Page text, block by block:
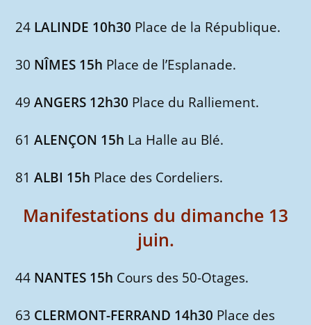
24 LALINDE 10h30 Place de la République.
30 NÎMES 15h Place de l’Esplanade.
49ANGERS 12h30 Place du Ralliement.
61ALENÇON 15h La Halle au Blé.
81ALBI 15h Place des Cordeliers.
Manifestations du dimanche 13
juin.
44 NANTES 15h Cours des 50-Otages.
63 CLERMONT-FERRAND 14h30 Place des